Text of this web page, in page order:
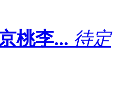
桃李... 待定